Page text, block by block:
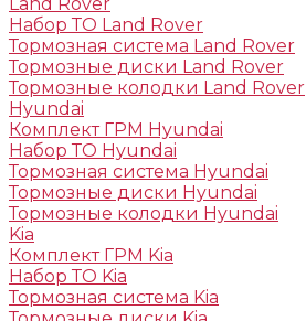
Набор ТО Land Rover
Тормозная система Land Rover
Тормозные диски Land Rover
Тормозные колодки Land Rover
Hyundai
Комплект ГРМ Hyundai
Набор ТО Hyundai
Тормозная система Hyundai
Тормозные диски Hyundai
Тормозные колодки Hyundai
Kia
Комплект ГРМ Kia
Набор ТО Kia
Тормозная система Kia